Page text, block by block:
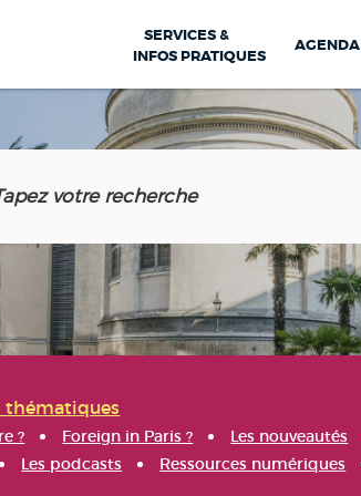
SERVICES &
INFOS PRATIQUES
AGENDA
thématiques
? Foreign in Paris ? Les nouveautés
Les podcasts Ressources numériques